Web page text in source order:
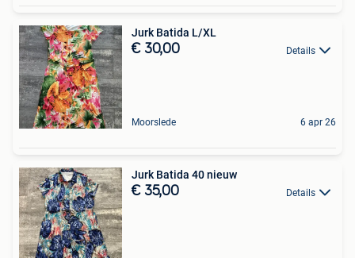
Jurk Batida L/XL
€ 30,00 Details
Moorslede 6 apr 26
Jurk Batida 40 nieuw
€ 35,00 Details